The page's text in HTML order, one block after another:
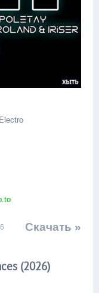
Скачать »
(2026)